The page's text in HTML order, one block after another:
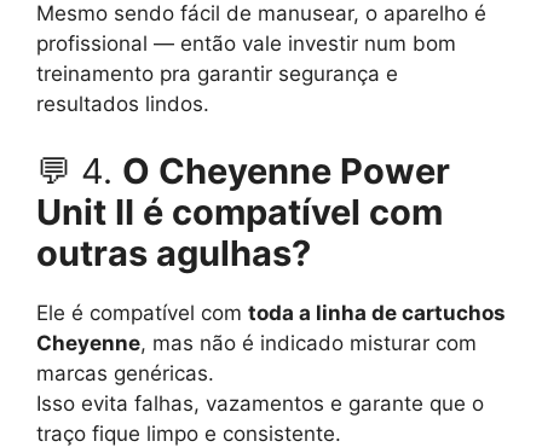
Mesmo sendo fácil de manusear, o aparelho é
profissional — então vale investir num bom
treinamento pra garantir segurança e
resultados lindos.
💬 4. O Cheyenne Power
Unit II é compatível com
outras agulhas?
Ele é compatível com toda a linha de cartuchos
Cheyenne, mas não é indicado misturar com
marcas genéricas.
Isso evita falhas, vazamentos e garante que o
traço fique limpo e consistente.